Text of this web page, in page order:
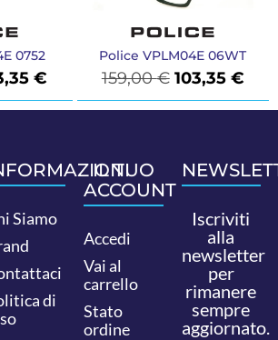
0752
€
Police VPLM04E 06WT
159,00€ 103,35 €
Siamo
di
IL TUO
ACCOUNT
Accedi
Vai al
carrello
Stato
ordine
Iscriviti
alla
newsletter
per
rimanere
sempre
aggiornato.